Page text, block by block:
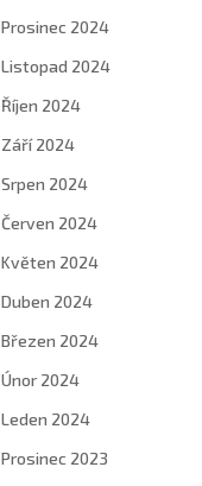
Prosinec 2024
Listopad 2024
Říjen 2024
Září 2024
Srpen 2024
Červen 2024
Květen 2024
Duben 2024
Březen 2024
Únor 2024
Leden 2024
Prosinec 2023